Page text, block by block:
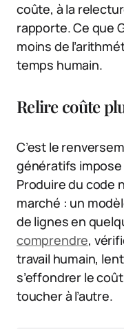
coûte, à la
rapporte. Ce que
moins de
temps humain.
Relire coûte
C’est le
génératifs impose
Produire du code
marché : un
de lignes en
comprendre,
travail humain,
s’effondrer le
toucher à l’autre.